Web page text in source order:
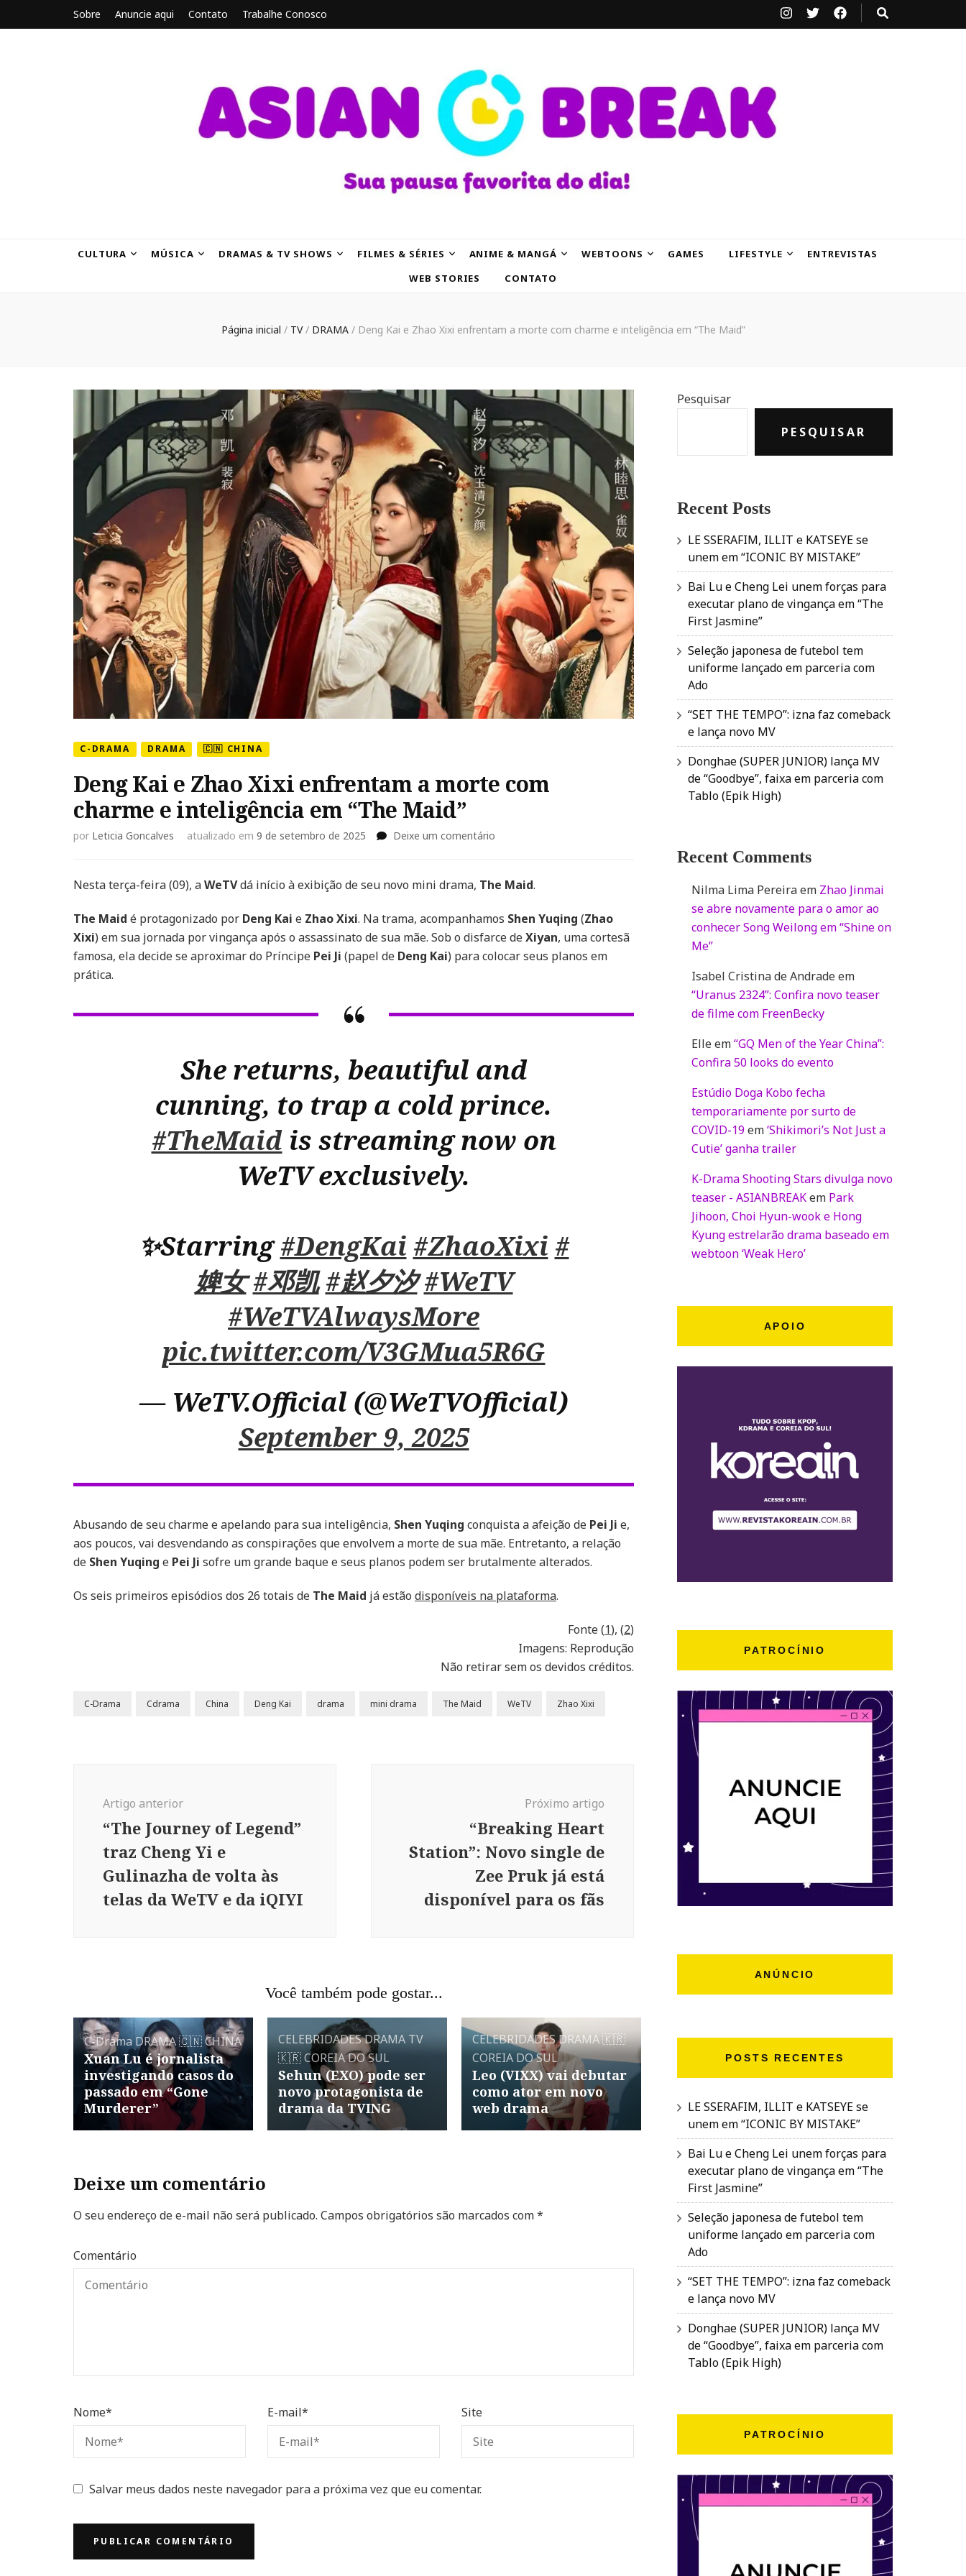
Sobre Anuncie aqui Contato Trabalhe Conosco
CULTURA MÚSICA DRAMAS & TV SHOWS FILMES & SÉRIES ANIME & MANGÁ WEBTOONS GAMES LIFESTYLE
ENTREVISTAS
WEB STORIES
CONTATO
Página inicial / TV/ DRAMA / Deng Kai e Zhao Xixi enfrentam a morte com charme e inteligência em “The Maid”
C-DRAMA DRAMA 🇨🇳 CHINA
Deng Kai e Zhao Xixi enfrentam a morte com
charme e inteligência em “The Maid”
por Leticia Goncalves atualizado em 9 de setembro de 2025 Deixe um comentário
e
enfrentam
a
morte
inteligência
Maid”
Nesta terça-feira (09), aWeTVdá início à exibição de seu novo mini drama, The Maid.
The Maid é protagonizado por Deng Kai e Zhao Xixi. Na trama, acompanhamos Shen Yuqing (Zhao
Xixi) em sua jornada por vingança após o assassinato de sua mãe. Sob o disfarce deXiyan, uma cortesã
famosa, ela decide se aproximar do Príncipe Pei Ji (papel de Deng Kai) para colocar seus planos em
prática.
She returns, beautiful and
cunning, to trap a cold prince.
#TheMaidis streaming now on
WeTV exclusively.
✨Starring#DengKai #ZhaoXixi #
婢女 #邓凯 #赵夕汐 #WeTV
#WeTVAlwaysMore
pic.twitter.com/V3GMua5R6G
— WeTV.Official (@WeTVOfficial)
September 9, 2025
Abusando de seu charme e apelando para sua inteligência, Shen Yuqing conquista a afeição de Pei Ji e,
aos poucos, vai desvendando as conspirações que envolvem a morte de sua mãe. Entretanto, a relação
de Shen Yuqing e Pei Ji sofre um grande baque e seus planos podem ser brutalmente alterados.
Os seis primeiros episódios dos 26 totais de The Maid já estão disponíveis na plataforma.
Fonte (1), (2)
Imagens: Reprodução
Não retirar sem os devidos créditos.
C-Drama Cdrama China Deng Kai drama mini drama The Maid WeTV Zhao Xixi
Artigo anterior
“The Journey of Legend”
traz Cheng Yi e
Gulinazha de volta às
telas da WeTV e da iQIYI
Próximo artigo
“Breaking Heart
Station”: Novo single de
Zee Pruk já está
disponível para os fãs
Você também pode gostar...
C-Drama DRAMA🇨🇳 CHINA
Xuan Lu é jornalista
investigando casos do
passado em “Gone
Murderer”
CELEBRIDADESDRAMA TV
🇰🇷 COREIA DO SUL
Sehun (EXO) pode ser
novo protagonista de
drama da TVING
CELEBRIDADESDRAMA🇰🇷
COREIA DO SUL
Leo (VIXX) vai debutar
como ator em novo
web drama
Deixe um comentário
O seu endereço de e-mail não será publicado. Campos obrigatórios são marcados com*
Comentário
Nome* E-mail* Site
Salvar meus dados neste navegador para a próxima vez que eu comentar.
Pesquisar
PESQUISAR
Recent Posts
LE SSERAFIM, ILLIT e KATSEYE se
unem em “ICONIC BY MISTAKE”
Bai Lu e Cheng Lei unem forças para
executar plano de vingança em “The
First Jasmine”
Seleção japonesa de futebol tem
uniforme lançado em parceria com
Ado
“SET THE TEMPO”: izna faz comeback
e lança novo MV
Donghae (SUPER JUNIOR) lança MV
de “Goodbye”, faixa em parceria com
Tablo (Epik High)
Recent Comments
Nilma Lima Pereiraem Zhao Jinmai
se abre novamente para o amor ao
conhecer Song Weilong em “Shine on
Me”
Isabel Cristina de Andradeem
“Uranus 2324”: Confira novo teaser
de filme com FreenBecky
Elleem“GQ Men of the Year China”:
Confira 50 looks do evento
Estúdio Doga Kobo fecha
temporariamente por surto de
COVID-19em‘Shikimori’s Not Just a
Cutie’ ganha trailer
K-Drama Shooting Stars divulga novo
teaser - ASIANBREAKem Park
Jihoon, Choi Hyun-wook e Hong
Kyung estrelarão drama baseado em
webtoon ‘Weak Hero’
APOIO
PATROCÍNIO
ANÚNCIO
POSTS RECENTES
LE SSERAFIM, ILLIT e KATSEYE se
unem em “ICONIC BY MISTAKE”
Bai Lu e Cheng Lei unem forças para
executar plano de vingança em “The
First Jasmine”
Seleção japonesa de futebol tem
uniforme lançado em parceria com
Ado
“SET THE TEMPO”: izna faz comeback
e lança novo MV
Donghae (SUPER JUNIOR) lança MV
de “Goodbye”, faixa em parceria com
Tablo (Epik High)
PATROCÍNIO